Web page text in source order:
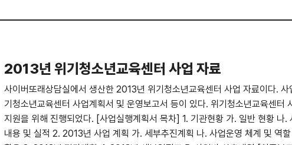
2013년 위기청소년교육센터 사업 자료
사이버또래상담실에서 생산한 2013년 위기청소년교육센터 사업 자료이다.
기청소년교육센터 사업계획서 및 운영보고서 등이 있다. 위기청소년교육센터
지원을 위해 진행되었다. [사업실행계획서 목차] 1. 기관현황 가. 일반 현황 나.
내용 및 실적 2. 2013년 사업 계획 가. 세부추진계획 나. 사업운영 체계 및 역